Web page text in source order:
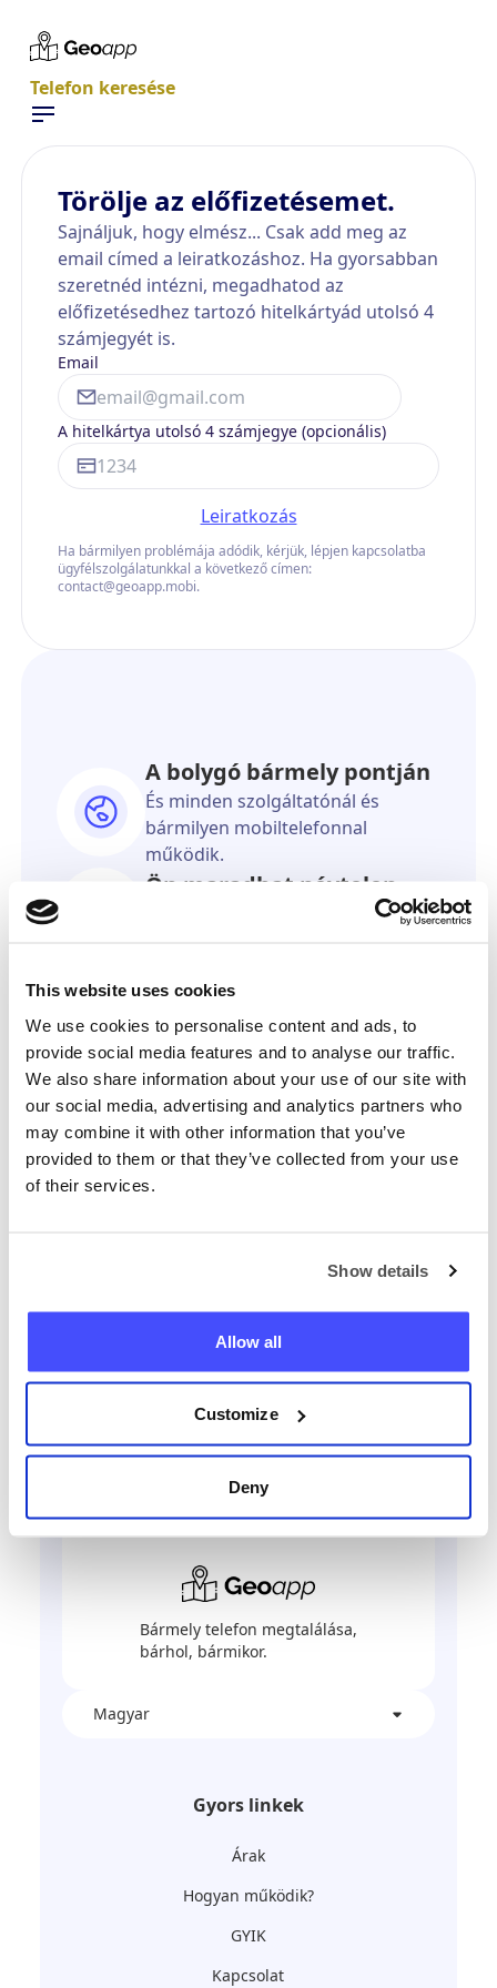
This website uses cookies
We use cookies to personalise content and ads, to
provide social media features and to analyse our traffic.
We also share information about your use of our site with
our social media, advertising and analytics partners who
may combine it with other information that you’ve
provided to them or that they’ve collected from your use
of their services.
Show details
Allow all
Customize
Deny
Telefon keresése
A bolygó bármely pontján
És minden szolgáltatónál és
bármilyen mobiltelefonnal
működik.
Ön maradhat névtelen.
A címzett soha nem fogja tudni,
Megmutatjuk a pontos helyet egy
online térképen.
Törölje az előfizetésemet.
Sajnáljuk, hogy elmész... Csak add meg az
email címed a leiratkozáshoz. Ha gyorsabban
szeretnéd intézni, megadhatod az
előfizetésedhez tartozó hitelkártyád utolsó 4
számjegyét is.
Email
A hitelkártya utolsó 4 számjegye (opcionális)
Leiratkozás
Ha bármilyen problémája adódik, kérjük, lépjen kapcsolatba
ügyfélszolgálatunkkal a következő címen:
contact@geoapp.mobi.
+36
Telefon keresése
Bármely telefon megtalálása,
bárhol, bármikor.
Magyar
Gyors linkek
Árak
Hogyan működik?
GYIK
Kapcsolat